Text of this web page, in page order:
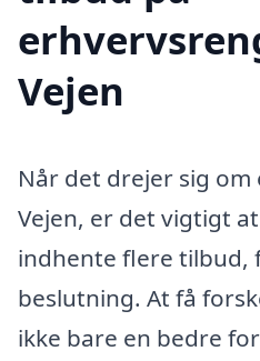
Vejen
Når det drejer sig
Vejen, er det vigtigt
indhente flere
beslutning. At få
ikke bare en bedre